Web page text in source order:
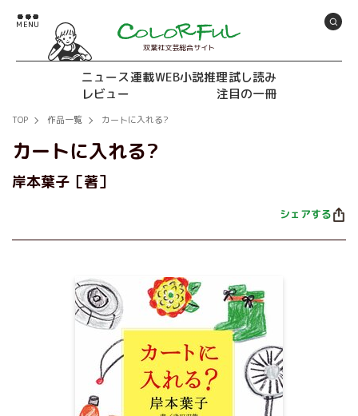
双葉社文芸総合サイト
ニュース連載WEB小説推理試し読み
レビュー
注目の一冊
TOP 作品一覧 カートに入れる?
カートに入れる?
岸本葉子［著］
シェアする